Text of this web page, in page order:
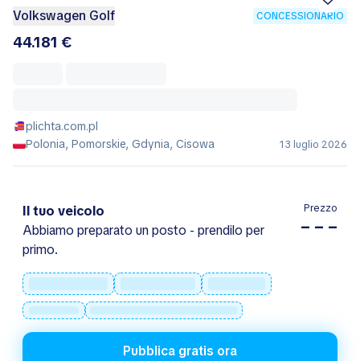
Volkswagen Golf CONCESSIONARIO
44.181 €
plichta.com.pl
Polonia, Pomorskie, Gdynia, Cisowa
13 luglio 2026
Il tuo veicolo
Abbiamo preparato un posto - prendilo per
primo.
Prezzo
– – –
Pubblica gratis ora